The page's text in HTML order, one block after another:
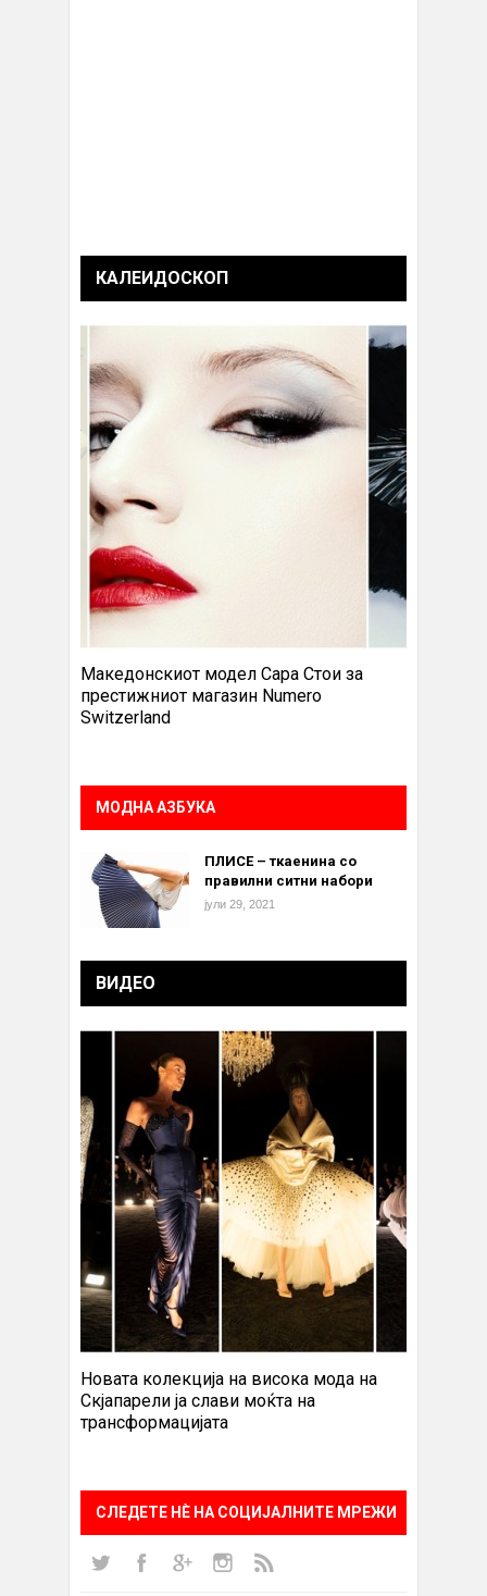
КАЛЕИДОСКОП
Македонскиот модел Сара Стои за
престижниот магазин Numero
Switzerland
МОДНА АЗБУКА
ПЛИСЕ – ткаенина со
правилни ситни набори
јули 29, 2021
ВИДЕО
Новата колекција на висока мода на
Скјапарели ја слави моќта на
трансформацијата
СЛЕДЕТЕ НÈ НА СОЦИЈАЛНИТЕ МРЕЖИ